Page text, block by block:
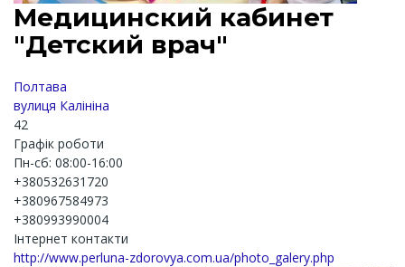
Медицинский кабинет
"Детский врач"
Полтава
вулиця Калініна
42
Графік роботи
Пн-сб: 08:00-16:00
+380532631720
+380967584973
+380993990004
Інтернет контакти
http://www.perluna-zdorovya.com.ua/photo_galery.php